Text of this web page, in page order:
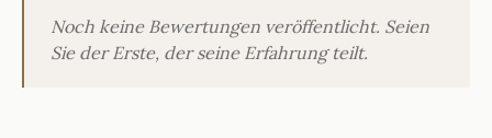
Noch keine Bewertungen veröffentlicht. Seien
Sie der Erste, der seine Erfahrung teilt.